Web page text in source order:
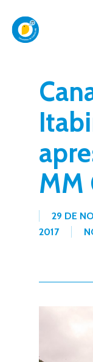
main
MM
29 DE
2017